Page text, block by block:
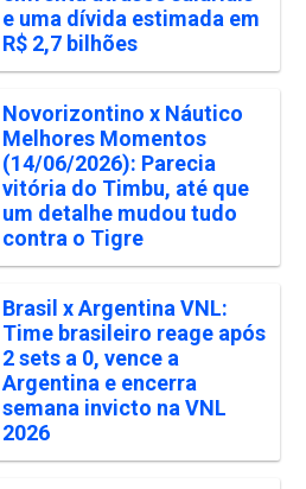
e uma dívida estimada em
R$ 2,7 bilhões
Novorizontino x Náutico
Melhores Momentos
(14/06/2026): Parecia
vitória do Timbu, até que
um detalhe mudou tudo
contra o Tigre
Brasil x Argentina VNL:
Time brasileiro reage após
2 sets a 0, vence a
Argentina e encerra
semana invicto na VNL
2026